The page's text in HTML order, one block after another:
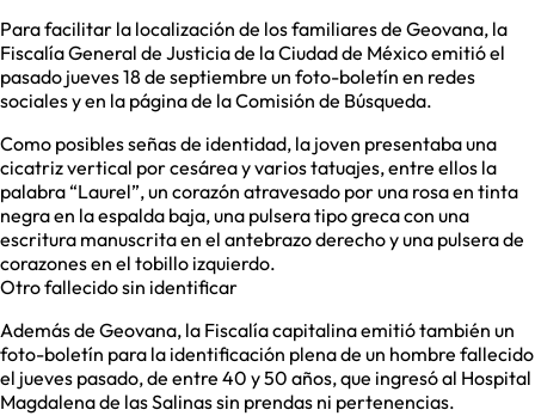
Para facilitar la localización de los familiares de Geovana, la
Fiscalía General de Justicia de la Ciudad de México emitió el
pasado jueves 18 de septiembre un foto-boletín en redes
sociales y en la página de la Comisión de Búsqueda.
Como posibles señas de identidad, la joven presentaba una
cicatriz vertical por cesárea y varios tatuajes, entre ellos la
palabra “Laurel”, un corazón atravesado por una rosa en tinta
negra en la espalda baja, una pulsera tipo greca con una
escritura manuscrita en el antebrazo derecho y una pulsera de
corazones en el tobillo izquierdo.
Otro fallecido sin identificar
Además de Geovana, la Fiscalía capitalina emitió también un
foto-boletín para la identificación plena de un hombre fallecido
el jueves pasado, de entre 40 y 50 años, que ingresó al Hospital
Magdalena de las Salinas sin prendas ni pertenencias.